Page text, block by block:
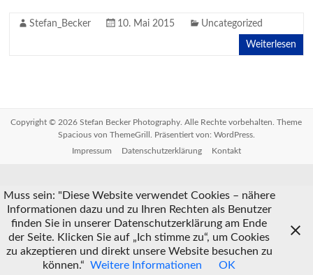
Stefan_Becker 10. Mai 2015 Uncategorized
Weiterlesen
Copyright © 2026Stefan Becker Photography . Alle Rechte vorbehalten. Theme
Spaciousvon ThemeGrill. Präsentiert von: WordPress.
Impressum
Datenschutzerklärung Kontakt
Muss sein: "Diese Website verwendet Cookies – nähere
Informationen dazu und zu Ihren Rechten als Benutzer
finden Sie in unserer Datenschutzerklärung am Ende
der Seite. Klicken Sie auf „Ich stimme zu“, um Cookies
zu akzeptieren und direkt unsere Website besuchen zu
können.“ Weitere Informationen OK